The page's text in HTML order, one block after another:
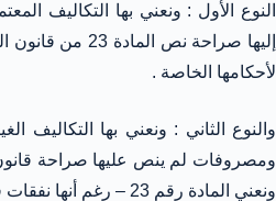
النوع الأول : ونعني بها التكاليف
إليها صراحة نص
لأحكامها الخاصة .
والنوع الثاني : ونعني بها التكاليف
ومصروفات لم ينص عليها صراحة
ونعني المادة رقم 23 – رغم أنها نفقات فعلية يتحملها الممول وتشمل :-